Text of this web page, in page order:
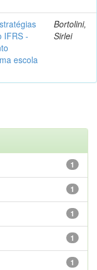
IFRS -
escola
Bortolini,
Sirlei
1
1
1
1
1